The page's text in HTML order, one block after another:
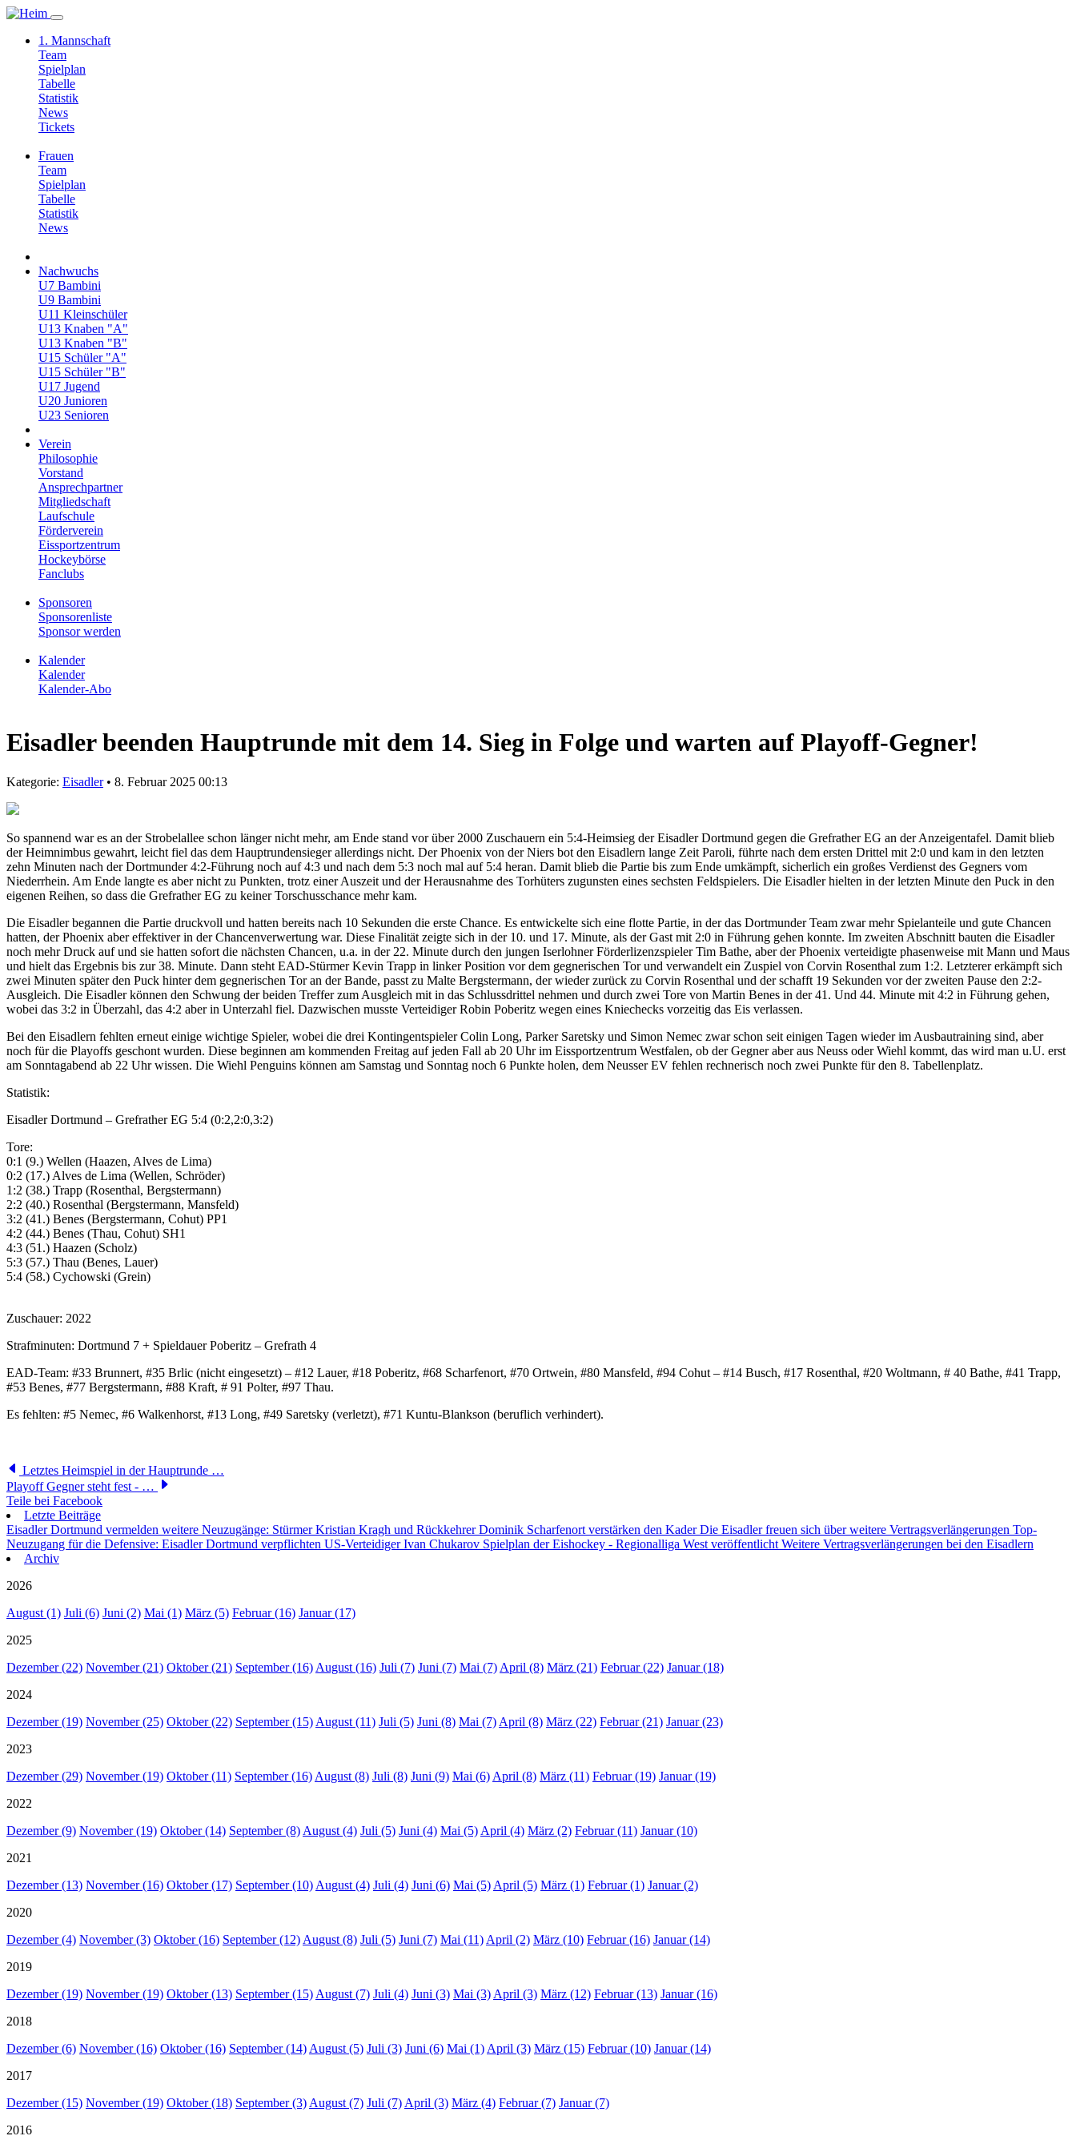
1. Mannschaft
Team
Spielplan
Tabelle
Statistik
News
Tickets
Frauen
Team
Spielplan
Tabelle
Statistik
News
Nachwuchs
U7 Bambini
U9 Bambini
U11 Kleinschüler
U13 Knaben "A"
U13 Knaben "B"
U15 Schüler "A"
U15 Schüler "B"
U17 Jugend
U20 Junioren
U23 Senioren
Verein
Philosophie
Vorstand
Ansprechpartner
Mitgliedschaft
Laufschule
Förderverein
Eissportzentrum
Hockeybörse
Fanclubs
Sponsoren
Sponsorenliste
Sponsor werden
Kalender
Kalender
Kalender-Abo
Eisadler beenden Hauptrunde mit dem 14. Sieg in Folge und warten auf Playoff-Gegner!
Kategorie: Eisadler• 8. Februar 2025 00:13
So spannend war es an der Strobelallee schon länger nicht mehr, am Ende stand vor über 2000 Zuschauern ein 5:4-Heimsieg der Eisadler Dortmund gegen die Grefrather EG an der Anzeigentafel. Damit blieb
der Heimnimbus gewahrt, leicht fiel das dem Hauptrundensieger allerdings nicht. Der Phoenix von der Niers bot den Eisadlern lange Zeit Paroli, führte nach dem ersten Drittel mit 2:0 und kam in den letzten
zehn Minuten nach der Dortmunder 4:2-Führung noch auf 4:3 und nach dem 5:3 noch mal auf 5:4 heran. Damit blieb die Partie bis zum Ende umkämpft, sicherlich ein großes Verdienst des Gegners vom
Niederrhein. Am Ende langte es aber nicht zu Punkten, trotz einer Auszeit und der Herausnahme des Torhüters zugunsten eines sechsten Feldspielers. Die Eisadler hielten in der letzten Minute den Puck in den
eigenen Reihen, so dass die Grefrather EG zu keiner Torschusschance mehr kam.
Die Eisadler begannen die Partie druckvoll und hatten bereits nach 10 Sekunden die erste Chance. Es entwickelte sich eine flotte Partie, in der das Dortmunder Team zwar mehr Spielanteile und gute Chancen
hatten, der Phoenix aber effektiver in der Chancenverwertung war. Diese Finalität zeigte sich in der 10. und 17. Minute, als der Gast mit 2:0 in Führung gehen konnte. Im zweiten Abschnitt bauten die Eisadler
noch mehr Druck auf und sie hatten sofort die nächsten Chancen, u.a. in der 22. Minute durch den jungen Iserlohner Förderlizenzspieler Tim Bathe, aber der Phoenix verteidigte phasenweise mit Mann und Maus
und hielt das Ergebnis bis zur 38. Minute. Dann steht EAD-Stürmer Kevin Trapp in linker Position vor dem gegnerischen Tor und verwandelt ein Zuspiel von Corvin Rosenthal zum 1:2. Letzterer erkämpft sich
zwei Minuten später den Puck hinter dem gegnerischen Tor an der Bande, passt zu Malte Bergstermann, der wieder zurück zu Corvin Rosenthal und der schafft 19 Sekunden vor der zweiten Pause den 2:2-
Ausgleich. Die Eisadler können den Schwung der beiden Treffer zum Ausgleich mit in das Schlussdrittel nehmen und durch zwei Tore von Martin Benes in der 41. Und 44. Minute mit 4:2 in Führung gehen,
wobei das 3:2 in Überzahl, das 4:2 aber in Unterzahl fiel. Dazwischen musste Verteidiger Robin Poberitz wegen eines Kniechecks vorzeitig das Eis verlassen.
Bei den Eisadlern fehlten erneut einige wichtige Spieler, wobei die drei Kontingentspieler Colin Long, Parker Saretsky und Simon Nemec zwar schon seit einigen Tagen wieder im Ausbautraining sind, aber
noch für die Playoffs geschont wurden. Diese beginnen am kommenden Freitag auf jeden Fall ab 20 Uhr im Eissportzentrum Westfalen, ob der Gegner aber aus Neuss oder Wiehl kommt, das wird man u.U. erst
am Sonntagabend ab 22 Uhr wissen. Die Wiehl Penguins können am Samstag und Sonntag noch 6 Punkte holen, dem Neusser EV fehlen rechnerisch noch zwei Punkte für den 8. Tabellenplatz.
Statistik:
Eisadler Dortmund – Grefrather EG 5:4 (0:2,2:0,3:2)
Tore:
0:1 (9.) Wellen (Haazen, Alves de Lima)
0:2 (17.) Alves de Lima (Wellen, Schröder)
1:2 (38.) Trapp (Rosenthal, Bergstermann)
2:2 (40.) Rosenthal (Bergstermann, Mansfeld)
3:2 (41.) Benes (Bergstermann, Cohut) PP1
4:2 (44.) Benes (Thau, Cohut) SH1
4:3 (51.) Haazen (Scholz)
5:3 (57.) Thau (Benes, Lauer)
5:4 (58.) Cychowski (Grein)
Zuschauer: 2022
Strafminuten: Dortmund 7 + Spieldauer Poberitz – Grefrath 4
EAD-Team: #33 Brunnert, #35 Brlic (nicht eingesetzt) – #12 Lauer, #18 Poberitz, #68 Scharfenort, #70 Ortwein, #80 Mansfeld, #94 Cohut – #14 Busch, #17 Rosenthal, #20 Woltmann, # 40 Bathe, #41 Trapp,
#53 Benes, #77 Bergstermann, #88 Kraft, # 91 Polter, #97 Thau.
Es fehlten: #5 Nemec, #6 Walkenhorst, #13 Long, #49 Saretsky (verletzt), #71 Kuntu-Blankson (beruflich verhindert).
Letztes Heimspiel in der Hauptrunde …
Playoff Gegner steht fest - …
Teile bei Facebook
Letzte Beiträge
Eisadler Dortmund vermelden weitere Neuzugänge: Stürmer Kristian Kragh und Rückkehrer Dominik Scharfenort verstärken den KaderDie Eisadler freuen sich über weitere Vertragsverlängerungen Top-
Neuzugang für die Defensive: Eisadler Dortmund verpflichten US-Verteidiger Ivan Chukarov Spielplan der Eishockey - Regionalliga West veröffentlicht Weitere Vertragsverlängerungen bei den Eisadlern
Archiv
2026
August (1) Juli (6) Juni (2) Mai (1) März (5) Februar (16) Januar (17)
2025
Dezember (22) November (21) Oktober (21) September (16) August (16) Juli (7) Juni (7) Mai (7) April (8) März (21) Februar (22) Januar (18)
2024
Dezember (19) November (25) Oktober (22) September (15) August (11) Juli (5) Juni (8) Mai (7) April (8) März (22) Februar (21) Januar (23)
2023
Dezember (29) November (19) Oktober (11) September (16) August (8) Juli (8) Juni (9) Mai (6) April (8) März (11) Februar (19) Januar (19)
2022
Dezember (9) November (19) Oktober (14) September (8) August (4) Juli (5) Juni (4) Mai (5) April (4) März (2) Februar (11) Januar (10)
2021
Dezember (13) November (16) Oktober (17) September (10) August (4) Juli (4) Juni (6) Mai (5) April (5) März (1) Februar (1) Januar (2)
2020
Dezember (4) November (3) Oktober (16) September (12) August (8) Juli (5) Juni (7) Mai (11) April (2) März (10) Februar (16) Januar (14)
2019
Dezember (19) November (19) Oktober (13) September (15) August (7) Juli (4) Juni (3) Mai (3) April (3) März (12) Februar (13) Januar (16)
2018
Dezember (6) November (16) Oktober (16) September (14) August (5) Juli (3) Juni (6) Mai (1) April (3) März (15) Februar (10) Januar (14)
2017
Dezember (15) November (19) Oktober (18) September (3) August (7) Juli (7) April (3) März (4) Februar (7) Januar (7)
2016